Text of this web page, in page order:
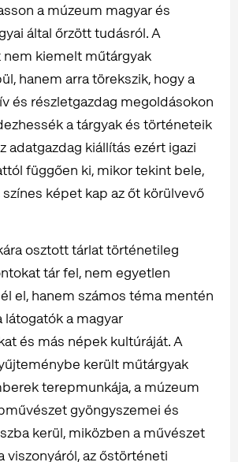
a múzeum magyar és
által őrzött tudásról. A
nem kiemelt műtárgyak
hanem arra törekszik, hogy a
és részletgazdag megoldásokon
a tárgyak és történeteik
adatgazdag kiállítás ezért igazi
függően ki, mikor tekint bele,
képet kap az őt körülvevő
osztott tárlat történetileg
tár fel, nem egyetlen
el, hanem számos téma mentén
a magyar
és más népek kultúráját. A
került műtárgyak
terepmunkája, a múzeum
gyöngyszemei és
kerül, miközben a művészet
viszonyáról, az őstörténeti